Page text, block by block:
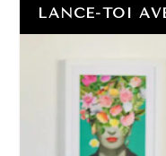
LANCE-TOI